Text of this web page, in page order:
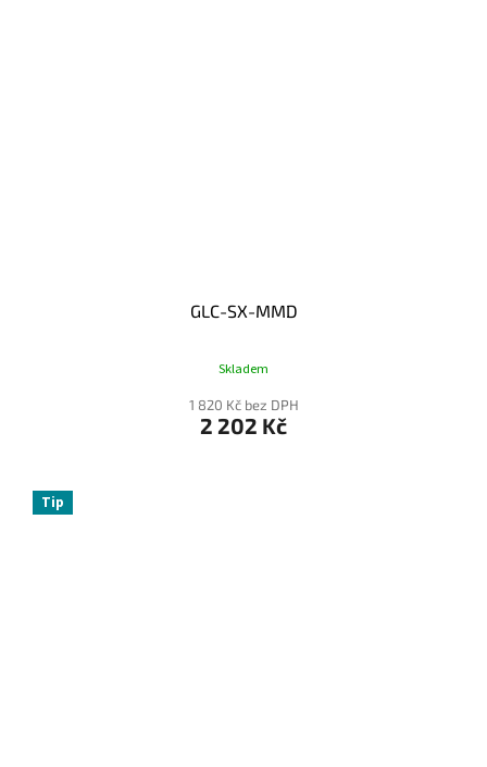
GLC-SX-MMD
Skladem
1 820 Kč bez DPH
2 202 Kč
Tip